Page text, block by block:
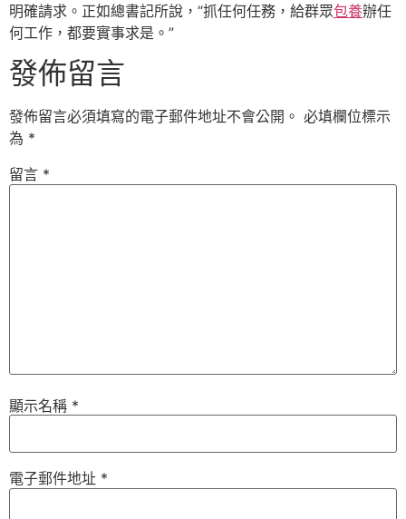
明確請求。正如總書記所說，“抓任何任務，給群眾包養辦任
何工作，都要實事求是。”
發佈留言
發佈留言必須填寫的電子郵件地址不會公開。 必填欄位標示
為 *
留言 *
顯示名稱 *
電子郵件地址 *